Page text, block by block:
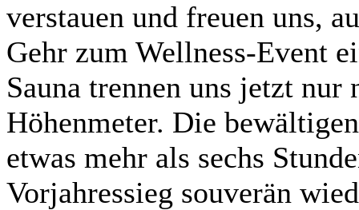
verstauen und freuen uns,
Gehr zum Wellness-Event
Sauna trennen uns jetzt
Höhenmeter. Die
etwas mehr als sechs
Vorjahressieg souverän